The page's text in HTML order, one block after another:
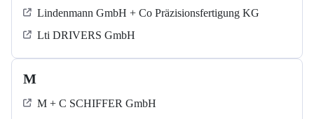
Lindenmann GmbH + Co Präzisionsfertigung KG
Lti DRIVERS GmbH
M
M + C SCHIFFER GmbH